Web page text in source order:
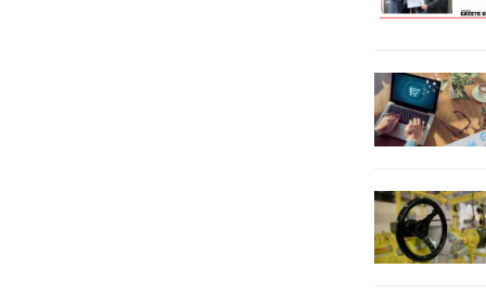
katılımıyla İstanbul’da düzenlendi.